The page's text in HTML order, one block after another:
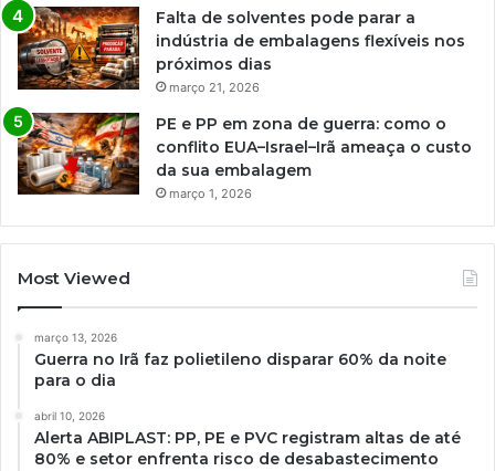
Falta de solventes pode parar a
indústria de embalagens flexíveis nos
próximos dias
março 21, 2026
PE e PP em zona de guerra: como o
conflito EUA–Israel–Irã ameaça o custo
da sua embalagem
março 1, 2026
Most Viewed
março 13, 2026
Guerra no Irã faz polietileno disparar 60% da noite
para o dia
abril 10, 2026
Alerta ABIPLAST: PP, PE e PVC registram altas de até
80% e setor enfrenta risco de desabastecimento